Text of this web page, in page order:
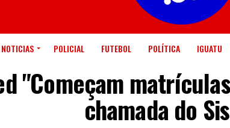
NOTICIAS POLICIAL FUTEBOL POLÍTICA IGUATU
"Começam
chamada do